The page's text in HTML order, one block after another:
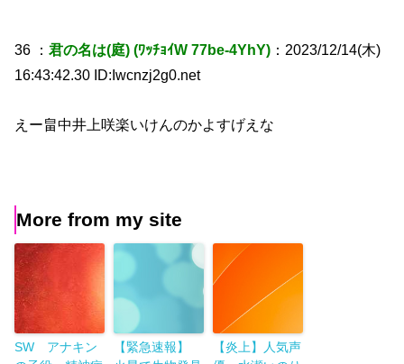
36 ：君の名は(庭) (ﾜｯﾁｮｲW 77be-4YhY) ：2023/12/14(木)
16:43:42.30 ID:Iwcnzj2g0.net
えー畠中井上咲楽いけんのかよすげえな
More from my site
SW アナキン
【緊急速報】
【炎上】人気声